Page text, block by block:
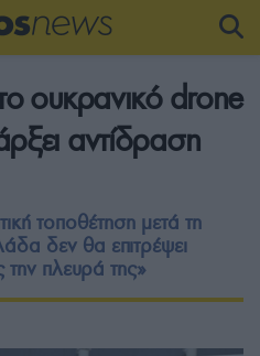
ουκρανικό drone
αντίδραση
τοποθέτηση μετά τη
δεν θα επιτρέψει
την πλευρά της»